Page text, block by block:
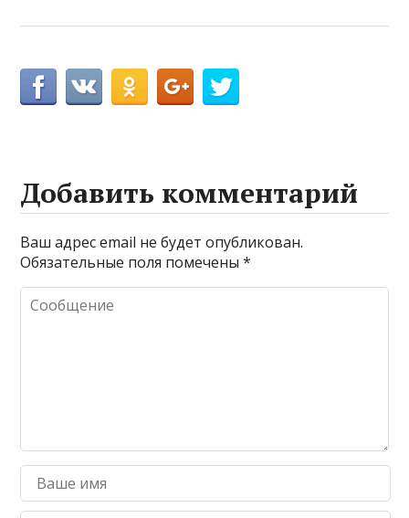
Добавить комментарий
Ваш адрес email не будет опубликован.
Обязательные поля помечены*